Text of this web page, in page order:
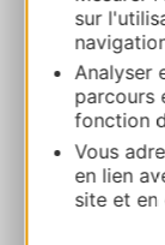
sur
Analyser
parcours
fonction
Vous
en lien
site et en
1